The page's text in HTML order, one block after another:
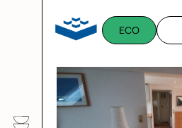
ECO